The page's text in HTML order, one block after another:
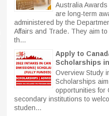
Australia
are long-term
administered by the
Affairs and Trade. They aim
th...
Apply to
Scholarships
Overview Study
Scholarships
opportunities for
secondary institutions to
studen...